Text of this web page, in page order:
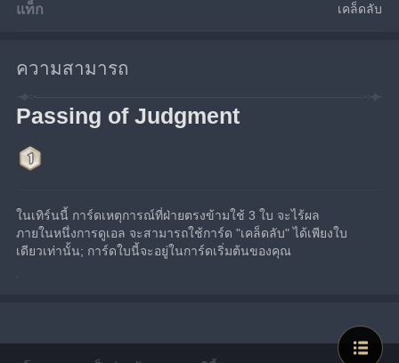
แท็ก เคล็ดลับ
ความสามารถ
Passing of Judgment
ในเทิร์นนี้ การ์ดเหตุการณ์ที่ฝ่ายตรงข้ามใช้ 3 ใบ จะไร้ผล
ภายในหนึ่งการดูเอล จะสามารถใช้การ์ด "เคล็ดลับ" ได้เพียงใบ
เดียวเท่านั้น; การ์ดใบนี้จะอยู่ในการ์ดเริ่มต้นของคุณ